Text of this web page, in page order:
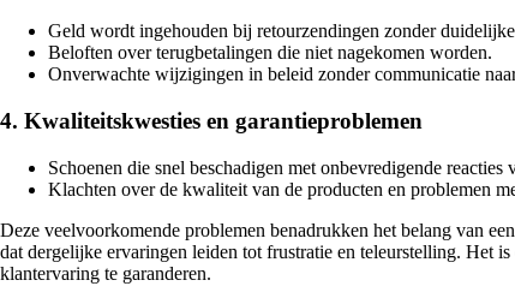
Geld wordt ingehouden bij retourzendingen zonder
Beloften over terugbetalingen die niet nagekomen worden.
Onverwachte wijzigingen in beleid zonder communicatie
4. Kwaliteitskwesties en garantieproblemen
Schoenen die snel beschadigen met onbevredigende reacties
Klachten over de kwaliteit van de producten en problemen
Deze veelvoorkomende problemen benadrukken het belang van
dat dergelijke ervaringen leiden tot frustratie en teleurstelling. Het
klantervaring te garanderen.